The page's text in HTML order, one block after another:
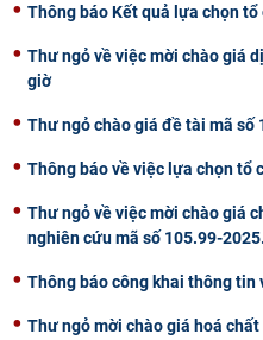
Thông báo Kết quả lựa chọn
Thư ngỏ về việc mời chào giá
giờ
Thư ngỏ chào giá đề tài mã số
Thông báo về việc lựa chọn tổ
Thư ngỏ về việc mời chào giá
nghiên cứu mã số 105.99-
Thông báo công khai thông tin
Thư ngỏ mời chào giá hoá chất